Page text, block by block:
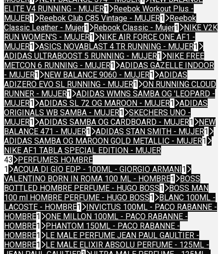
ELITE V4 RUNNING - MUJER1
Reebok Workout Plus -
MUJER1 Reebok Club C85 Vintage - MUJER1
Reebok
Classic Leather - Mujer1 Rebook Classic - Mujer1
NIKE V2K
RUN WOMEN'S - MUJER1
NIKE AIR FORCE ONE AF1 -
MUJER1 ASICS NOVABLAST 4 TR RUNNING - MUJER1
ADIDAS ULTRABOOST 5 RUNNING - MUJER1
NIKE FREE
METCON 6 RUNNING - MUJER1
ADIDAS GAZELLE INDOOR
- MUJER1 NEW BALANCE 9060 - MUJER1
ADIDAS
ADIZERO EVO SL RUNNING - MUJER1
ON RUNNING CLOUD
RUNNER - MUJER1
ADIDAS WMNS SAMBA OG 'LEOPARD -
MUJER1 ADIDAS SL 72 OG MAROON - MUJER1
ADIDAS
ORIGINALS WB SAMBA - MUJER1
SKECHERS UNO -
MUJER1 ADIDAS SAMBA OG CARDBOARD - MUJER1
NEW
BALANCE 471 - MUJER1 ADIDAS STAN SMITH - MUJER1
ADIDAS SAMBA OG MAROON GOLD METALLIC - MUJER1
NIKE AF1 TABLA SPECIAL EDITION - MUJER
43
PERFUMES HOMBRE
1
ACQUA DI GIO EDP - 100ML - GIORGIO ARMANI 1
VALENTINO BORN IN ROMA 100 ML - HOMBRE1
BOSS
BOTTLED HOMBRE PERFUME - HUGO BOSS1
BOSS MAN
100 ml HOMBRE PERFUME - HUGO BOSS1
BLANC 100ML -
LACOSTE - HOMBRE1
INVICTUS 100ML - PACO RABANNE -
HOMBRE1
ONE MILLON 100ML - PACO RABANNE -
HOMBRE1
PHANTOM 150ML - PACO RABANNE -
HOMBRE1
LE MALE PERFUME JEAN PAUL GAULTIER -
HOMBRE1
LE MALE ELIXIR ABSOLU PERFUME - 125ML -